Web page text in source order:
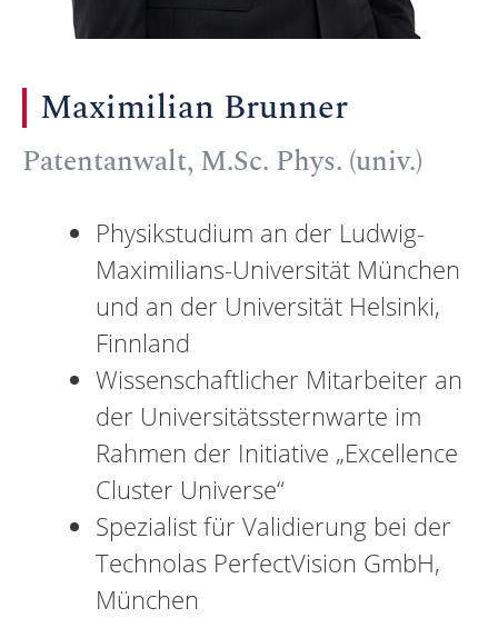
Maximilian Brunner
Patentanwalt, M.Sc. Phys. (univ.)
Physikstudium an der Ludwig-
Maximilians-Universität München
und an der Universität Helsinki,
Finnland
Wissenschaftlicher Mitarbeiter an
der Universitätssternwarte im
Rahmen der Initiative „Excellence
Cluster Universe“
Spezialist für Validierung bei der
Technolas PerfectVision GmbH,
München